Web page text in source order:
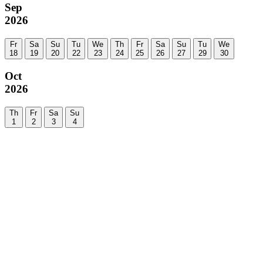
Sep
2026
Fr
18
Sa
19
Su
20
Tu
22
We
23
Th
24
Fr
25
Sa
26
Su
27
Tu
29
We
30
Oct
2026
Th
1
Fr
2
Sa
3
Su
4